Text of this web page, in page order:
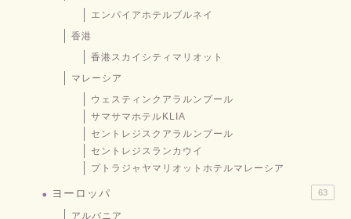
エンパイアホテルブルネイ
香港
香港スカイシティマリオット
マレーシア
ウェスティンクアラルンプール
サマサマホテルKLIA
セントレジスクアラルンプール
セントレジスランカウイ
プトラジャヤマリオットホテルマレーシア
ヨーロッパ 63
アルバニア